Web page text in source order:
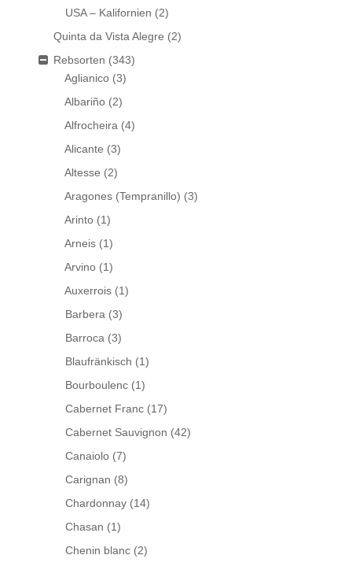
USA – Kalifornien (2)
Quinta da Vista Alegre (2)
Rebsorten (343)
Aglianico (3)
Albariño (2)
Alfrocheira (4)
Alicante (3)
Altesse (2)
Aragones (Tempranillo) (3)
Arinto (1)
Arneis (1)
Arvino (1)
Auxerrois (1)
Barbera (3)
Barroca (3)
Blaufränkisch (1)
Bourboulenc (1)
Cabernet Franc (17)
Cabernet Sauvignon (42)
Canaiolo (7)
Carignan (8)
Chardonnay (14)
Chasan (1)
Chenin blanc (2)